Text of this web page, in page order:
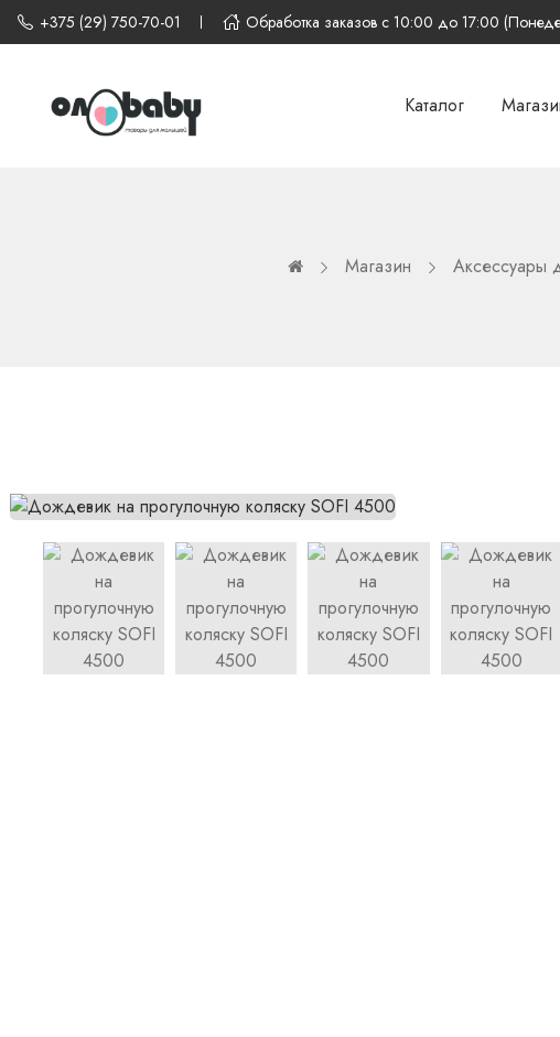
+375 (29) 750-70-01 Обработка заказов с 10:00 до 17:00
Каталог
Магазин Аксессуары